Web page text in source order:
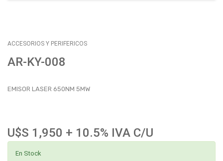
ACCESORIOS Y PERIFERICOS
AR-KY-008
EMISOR LASER 650NM 5MW
U$S 1,950 + 10.5% IVA C/U
En Stock